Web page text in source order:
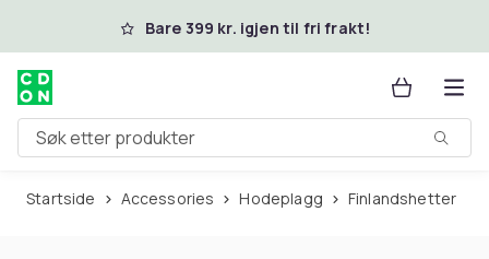
Hopp til hovedinnholdBare 399 kr. igjen til fri frakt!
Søk etter produkter
Startside Accessories Hodeplagg Finlandshetter